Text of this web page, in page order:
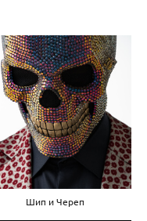
Шип и Череп